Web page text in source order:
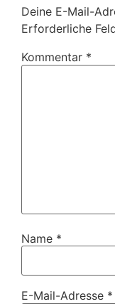
Deine E-Mail-
Erforderliche
Kommentar *
Name *
E-Mail-Adresse *